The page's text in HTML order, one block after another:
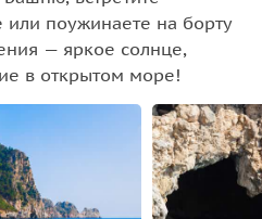
поужинаете на борту
— яркое солнце,
в открытом море!